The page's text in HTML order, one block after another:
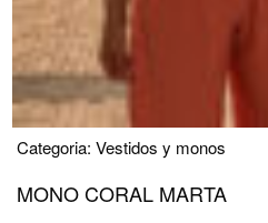
Categoria: Vestidos y monos
MONO CORAL MARTA